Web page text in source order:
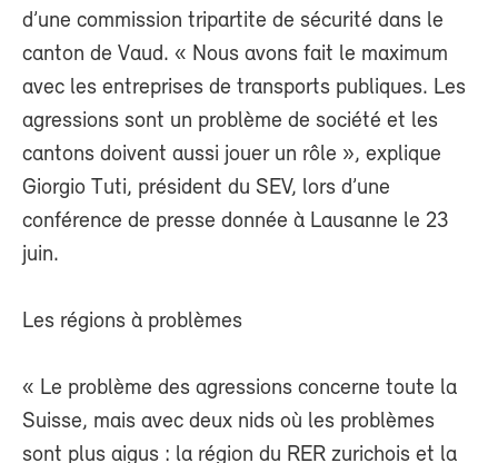
d’une commission tripartite de sécurité dans le
canton de Vaud. « Nous avons fait le maximum
avec les entreprises de transports publiques. Les
agressions sont un problème de société et les
cantons doivent aussi jouer un rôle », explique
Giorgio Tuti, président du SEV, lors d’une
conférence de presse donnée à Lausanne le 23
juin.
Les régions à problèmes
« Le problème des agressions concerne toute la
Suisse, mais avec deux nids où les problèmes
sont plus aigus : la région du RER zurichois et la